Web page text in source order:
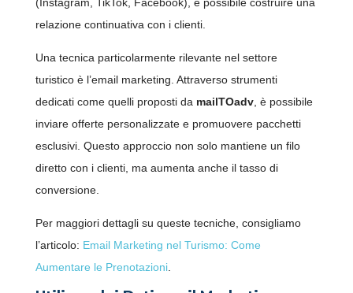
(Instagram, TikTok, Facebook), è possibile costruire una
relazione continuativa con i clienti.
Una tecnica particolarmente rilevante nel settore
turistico è l’email marketing. Attraverso strumenti
dedicati come quelli proposti da mailTOadv, è possibile
inviare offerte personalizzate e promuovere pacchetti
esclusivi. Questo approccio non solo mantiene un filo
diretto con i clienti, ma aumenta anche il tasso di
conversione.
Per maggiori dettagli su queste tecniche, consigliamo
l’articolo: Email Marketing nel Turismo: Come
Aumentare le Prenotazioni.